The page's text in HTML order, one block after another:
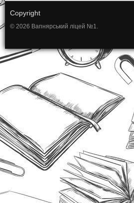
Copyright
© 2026 Вапнярський ліцей №1.